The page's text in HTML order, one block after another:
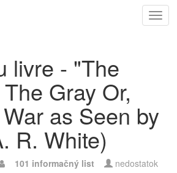
livre - "The
Gray Or,
as Seen by
R. White)
101 informačný list nedostatok